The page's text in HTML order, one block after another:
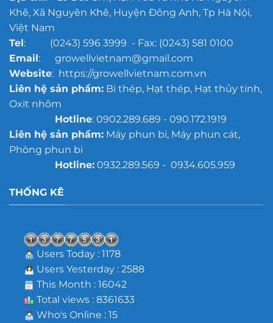
Khê, Xã Nguyên Khê, Huyện Đông Anh, Tp Hà Nội,
Việt Nam
Tel: (0243) 596 3999 - Fax: (0243) 581 0100
Email: growellvietnam@gmail.com
Website: https://growellvietnam.com.vn
Liên hệ sản phẩm:Bi thép, Hạt thép, Hạt thủy tinh,
Oxit nhôm
Hotline: 0902.289.689 - 090.172.1919
Liên hệ sản phẩm:Máy phun bi, Máy phun cát,
Phòng phun bi
Hotline:0932.289.569 - 0934.605.959
THỐNG KÊ
Users Today : 1178
Users Yesterday : 2588
This Month : 16042
Total views : 8361633
Who's Online : 15